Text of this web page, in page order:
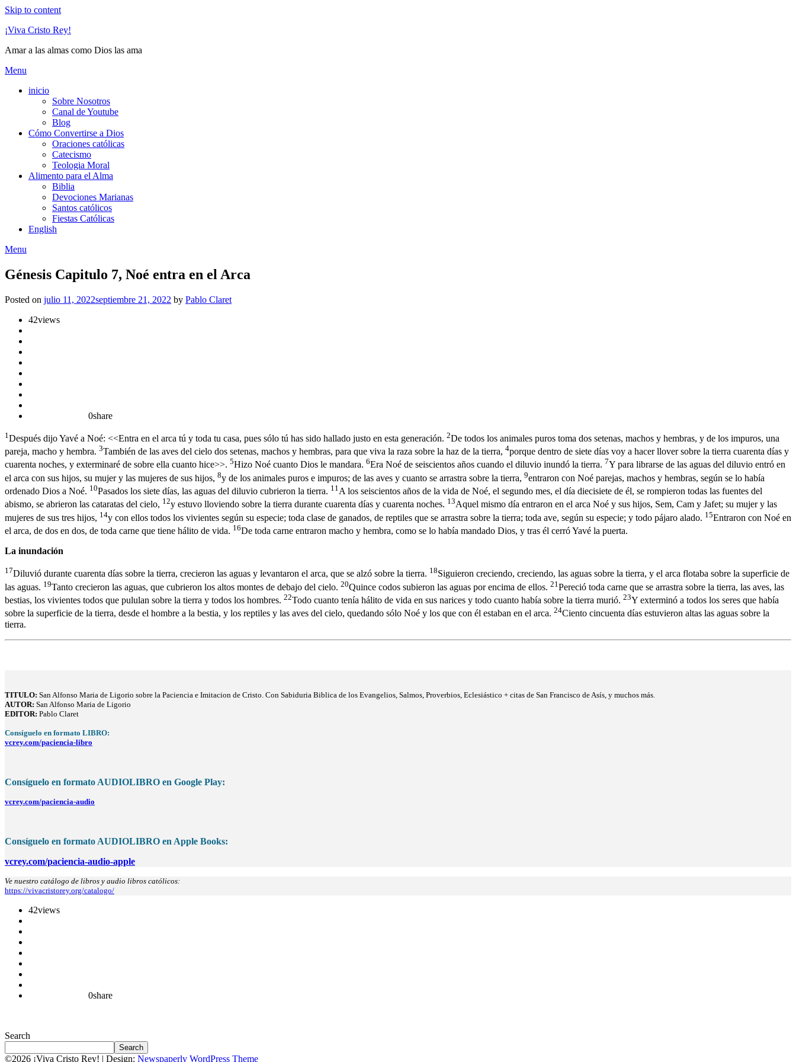
Skip to content
¡Viva Cristo Rey!
Amar a las almas como Dios las ama
Menu
inicio
Sobre Nosotros
Canal de Youtube
Blog
Cómo Convertirse a Dios
Oraciones católicas
Catecismo
Teologia Moral
Alimento para el Alma
Biblia
Devociones Marianas
Santos católicos
Fiestas Católicas
English
Menu
Génesis Capitulo 7, Noé entra en el Arca
Posted on julio 11, 2022septiembre 21, 2022 by Pablo Claret
42views
0share
1 Después dijo Yavé a Noé: <<Entra en el arca tú y toda tu casa, pues sólo tú has sido hallado justo en esta generación. 2De todos los animales puros toma dos setenas, machos y hembras, y de los impuros, una
pareja, macho y hembra. 3También de las aves del cielo dos setenas, machos y hembras, para que viva la raza sobre la haz de la tierra, 4porque dentro de siete días voy a hacer llover sobre la tierra cuarenta días y
cuarenta noches, y exterminaré de sobre ella cuanto hice>>. 5Hizo Noé cuanto Dios le mandara. 6Era Noé de seiscientos años cuando el diluvio inundó la tierra. 7Y para librarse de las aguas del diluvio entró en
el arca con sus hijos, su mujer y las mujeres de sus hijos, 8y de los animales puros e impuros; de las aves y cuanto se arrastra sobre la tierra, 9entraron con Noé parejas, machos y hembras, según se lo había
ordenado Dios a Noé. 10Pasados los siete días, las aguas del diluvio cubrieron la tierra. 11A los seiscientos años de la vida de Noé, el segundo mes, el día diecisiete de él, se rompieron todas las fuentes del
abismo, se abrieron las cataratas del cielo, 12y estuvo lloviendo sobre la tierra durante cuarenta días y cuarenta noches. 13Aquel mismo día entraron en el arca Noé y sus hijos, Sem, Cam y Jafet; su mujer y las
mujeres de sus tres hijos, 14y con ellos todos los vivientes según su especie; toda clase de ganados, de reptiles que se arrastra sobre la tierra; toda ave, según su especie; y todo pájaro alado. 15Entraron con Noé en
el arca, de dos en dos, de toda carne que tiene hálito de vida. 16De toda carne entraron macho y hembra, como se lo había mandado Dios, y tras él cerró Yavé la puerta.
La inundación
17Diluvió durante cuarenta días sobre la tierra, crecieron las aguas y levantaron el arca, que se alzó sobre la tierra. 18Siguieron creciendo, creciendo, las aguas sobre la tierra, y el arca flotaba sobre la superficie de
las aguas. 19Tanto crecieron las aguas, que cubrieron los altos montes de debajo del cielo. 20Quince codos subieron las aguas por encima de ellos. 21 Pereció toda carne que se arrastra sobre la tierra, las aves, las
bestias, los vivientes todos que pululan sobre la tierra y todos los hombres. 22Todo cuanto tenía hálito de vida en sus narices y todo cuanto había sobre la tierra murió. 23Y exterminó a todos los seres que había
sobre la superficie de la tierra, desde el hombre a la bestia, y los reptiles y las aves del cielo, quedando sólo Noé y los que con él estaban en el arca. 24Ciento cincuenta días estuvieron altas las aguas sobre la
tierra.
TITULO: San Alfonso Maria de Ligorio sobre la Paciencia e Imitacion de Cristo. Con Sabiduria Biblica de los Evangelios, Salmos, Proverbios, Eclesiástico + citas de San Francisco de Asís, y muchos más.
AUTOR: San Alfonso Maria de Ligorio
EDITOR: Pablo Claret
Consíguelo en formato LIBRO:
vcrey.com/paciencia-libro
Consíguelo en formato AUDIOLIBRO en Google Play:
vcrey.com/paciencia-audio
Consíguelo en formato AUDIOLIBRO en Apple Books:
vcrey.com/paciencia-audio-apple
Ve nuestro catálogo de libros y audio libros católicos:
https://vivacristorey.org/catalogo/
42views
0share
Search
Search
©2026 ¡Viva Cristo Rey! | Design: Newspaperly WordPress Theme